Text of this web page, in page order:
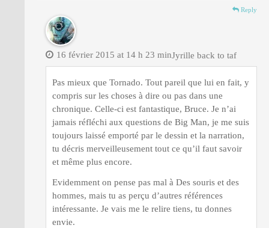
Reply
Jyrille back to taf
16 février 2015 at 14 h 23 min
Pas mieux que Tornado. Tout pareil que lui en fait, y
compris sur les choses à dire ou pas dans une
chronique. Celle-ci est fantastique, Bruce. Je n’ai
jamais réfléchi aux questions de Big Man, je me suis
toujours laissé emporté par le dessin et la narration,
tu décris merveilleusement tout ce qu’il faut savoir
et même plus encore.
Evidemment on pense pas mal à Des souris et des
hommes, mais tu as perçu d’autres références
intéressante. Je vais me le relire tiens, tu donnes
envie.